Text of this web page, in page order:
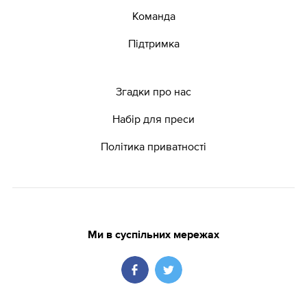
Команда
Підтримка
Згадки про нас
Набір для преси
Політика приватності
Ми в суспільних мережах